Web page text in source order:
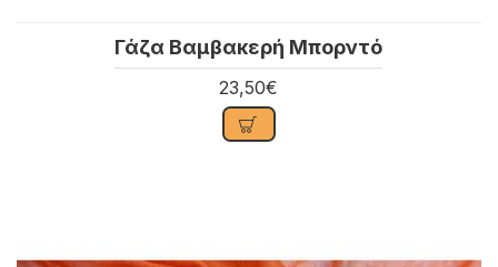
Γάζα Βαμβακερή Μπορντό
23,50€